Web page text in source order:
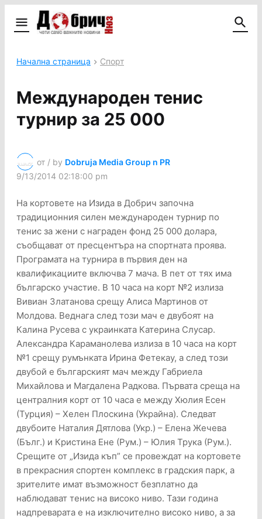
Начална страница Спорт
Международен тенис
турнир за 25 000
от / by Dobruja Media Group n PR
9/13/2014 02:18:00 pm
На кортовете на Изида в Добрич започна
традиционния силен международен турнир по
тенис за жени с награден фонд 25 000 долара,
съобщават от пресцентъра на спортната проява.
Програмата на турнира в първия ден на
квалификациите включва 7 мача. В пет от тях има
българско участие. В 10 часа на корт №2 излиза
Вивиан Златанова срещу Алиса Мартинов от
Молдова. Веднага след този мач е двубоят на
Калина Русева с украинката Катерина Слусар.
Александра Караманолева излиза в 10 часа на корт
№1 срещу румънката Ирина Фетекау, а след този
двубой е българският мач между Габриела
Михайлова и Магдалена Радкова. Първата среща на
централния корт от 10 часа е между Хюлия Есен
(Турция) – Хелен Плоскина (Украйна). Следват
двубоите Наталия Дятлова (Укр.) – Елена Жечева
(Бълг.) и Кристина Ене (Рум.) – Юлия Трука (Рум.).
Срещите от „Изида къп” се провеждат на кортовете
в прекрасния спортен комплекс в градския парк, а
зрителите имат възможност безплатно да
наблюдават тенис на високо ниво. Тази година
надпреварата е на изключително високо ниво, а за